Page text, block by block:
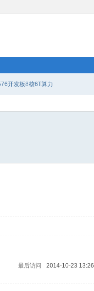
开发板8核6T算力
最后访问 2014-10-23 13:26